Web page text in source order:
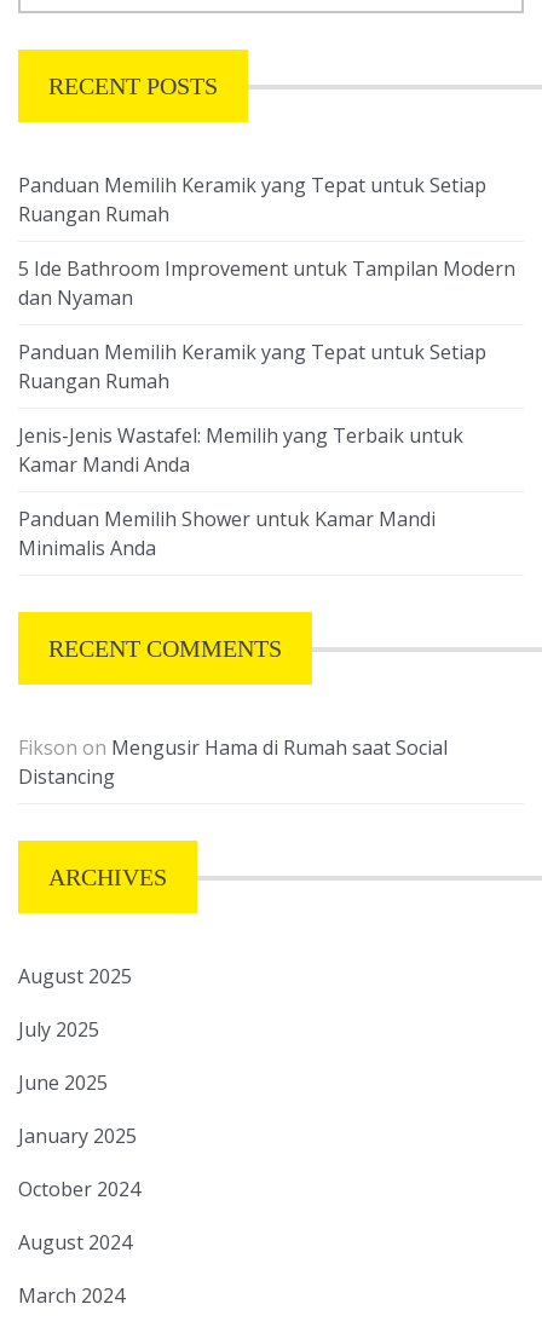
RECENT POSTS
Panduan Memilih Keramik yang Tepat untuk Setiap
Ruangan Rumah
5 Ide Bathroom Improvement untuk Tampilan Modern
dan Nyaman
Panduan Memilih Keramik yang Tepat untuk Setiap
Ruangan Rumah
Jenis-Jenis Wastafel: Memilih yang Terbaik untuk
Kamar Mandi Anda
Panduan Memilih Shower untuk Kamar Mandi
Minimalis Anda
RECENT COMMENTS
Fikson on Mengusir Hama di Rumah saat Social
Distancing
ARCHIVES
August 2025
July 2025
June 2025
January 2025
October 2024
August 2024
March 2024